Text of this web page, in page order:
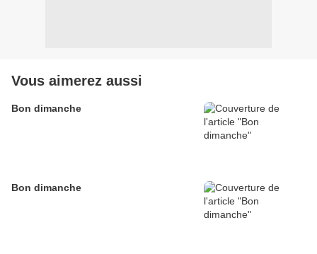
Vous aimerez aussi
Bon dimanche
Bon dimanche